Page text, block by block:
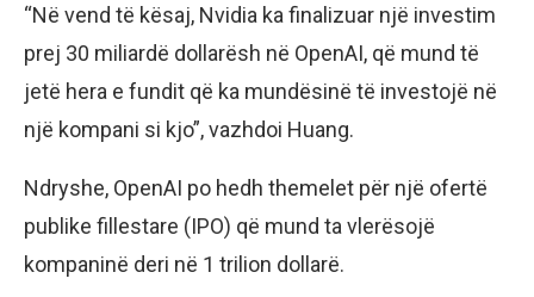
“Në vend të kësaj, Nvidia ka finalizuar një investim
prej 30 miliardë dollarësh në OpenAI, që mund të
jetë hera e fundit që ka mundësinë të investojë në
një kompani si kjo”, vazhdoi Huang.
Ndryshe, OpenAI po hedh themelet për një ofertë
publike fillestare (IPO) që mund ta vlerësojë
kompaninë deri në 1 trilion dollarë.